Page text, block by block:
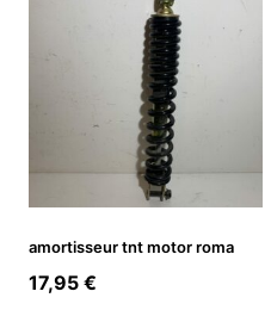
amortisseur tnt motor roma
17,95 €